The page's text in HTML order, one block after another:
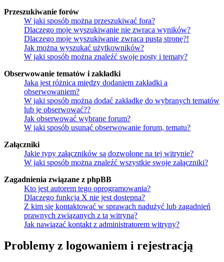
Przeszukiwanie forów
W jaki sposób można przeszukiwać fora?
Dlaczego moje wyszukiwanie nie zwraca wyników?
Dlaczego moje wyszukiwanie zwraca pustą stronę?!
Jak można wyszukać użytkowników?
W jaki sposób można znaleźć swoje posty i tematy?
Obserwowanie tematów i zakładki
Jaka jest różnica między dodaniem zakładki a
obserwowaniem?
W jaki sposób można dodać zakładkę do wybranych tematów
lub je obserwować??
Jak obserwować wybrane forum?
W jaki sposób usunąć obserwowanie forum, tematu?
Załączniki
Jakie typy załączników są dozwolone na tej witrynie?
W jaki sposób można znaleźć wszystkie swoje załączniki?
Zagadnienia związane z phpBB
Kto jest autorem tego oprogramowania?
Dlaczego funkcja X nie jest dostępna?
Z kim się kontaktować w sprawach nadużyć lub zagadnień
prawnych związanych z tą witryną?
Jak nawiązać kontakt z administratorem witryny?
Problemy z logowaniem i rejestracją